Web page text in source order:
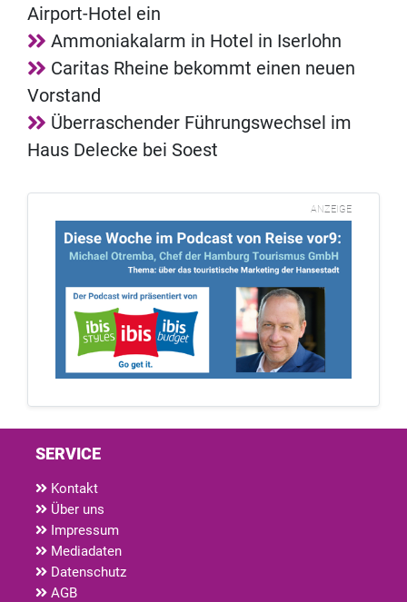
Airport-Hotel ein
Ammoniakalarm in Hotel in Iserlohn
Caritas Rheine bekommt einen neuen
Vorstand
Überraschender Führungswechsel im
Haus Delecke bei Soest
ANZEIGE
SERVICE
Kontakt
Über uns
Impressum
Mediadaten
Datenschutz
AGB